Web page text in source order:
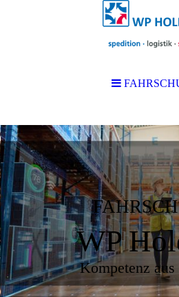
WP
Kompetenz aus